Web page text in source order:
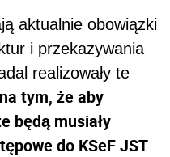
aktualnie obowiązki
i przekazywania
realizowały te
tym, że aby
będą musiały
do KSeF JST